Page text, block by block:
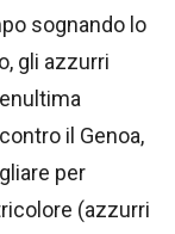
sognando lo
gli azzurri
il Genoa,
per
(azzurri